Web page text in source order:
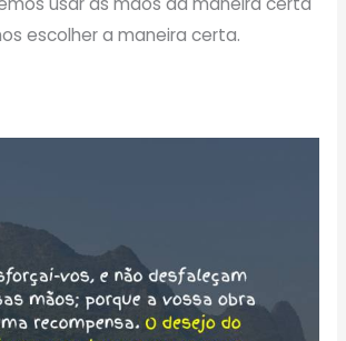
escolher a maneira certa.